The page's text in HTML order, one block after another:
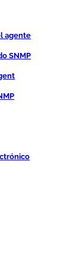
agente
SNMP